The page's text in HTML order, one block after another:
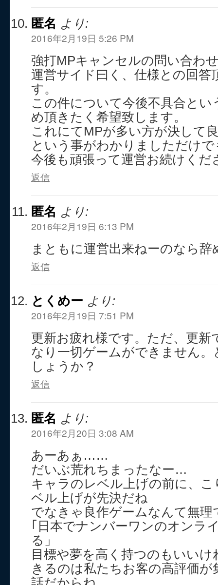
匿名 より:
2016年2月19日 5:26 PM
強打MPキャンセルの問い合わ
運営サイド曰く、仕様との回答
す。
この件について今後不具合とい
め頂きたく希望致します。
これにてMPが多い方が決して
という事がわかりましただけ
今後も頑張って運営お続けくだ
返信
匿名 より:
2016年2月19日 6:13 PM
まともに運営出来ねーのなら辞
返信
とくめー より:
2016年2月19日 7:51 PM
更新お疲れ様です。ただ、更
なり一切ゲームができません
しょうか？
返信
匿名 より:
2016年2月20日 3:08 AM
あーあぁ……
だいぶ荒れちまったなー…
キャラのレベル上げの前に、
ベル上げが先決だね
でなきゃ良作ゲームなんて無理
｢日本でナンバーワンのオンラ
る」
目標や夢を高く持つのもいい
きるのは私たちお客の高評価